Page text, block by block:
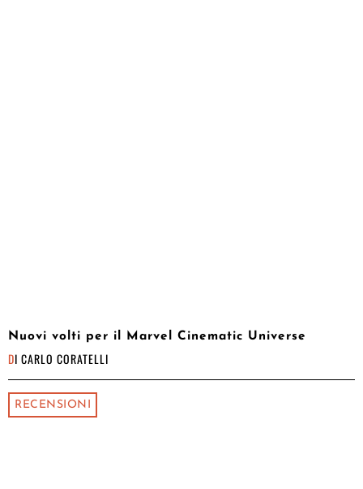
Nuovi volti per il Marvel Cinematic Universe
DI CARLO CORATELLI
RECENSIONI